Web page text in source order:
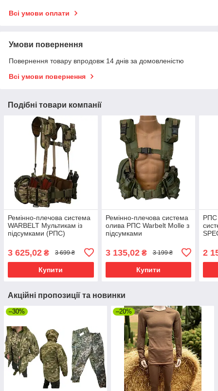
Всі умови оплати
Умови повернення
Повернення товару впродовж 14 днів за домовленістю
Всі умови повернення
Подібні товари компанії
Ремінно-плечова система
WARBELT Мультикам із
підсумками (РПС)
3 625,02 ₴ 3 699 ₴
Купити
Ремінно-плечова система
олива РПС Warbelt Molle з
підсумками
3 135,02₴ 3 199 ₴
Купити
РПС
2
Акційні пропозиції та новинки
–30% –20%